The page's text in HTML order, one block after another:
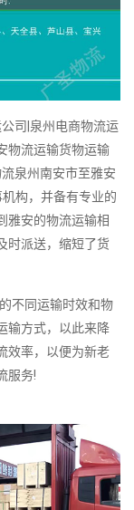
司|泉州电商物流运
物流运输货物运输
泉州南安市至雅安
构，并备有专业的
雅安的物流运输相
时派送，缩短了货
不同运输时效和物
输方式，以此来降
效率，以便为新老
服务!